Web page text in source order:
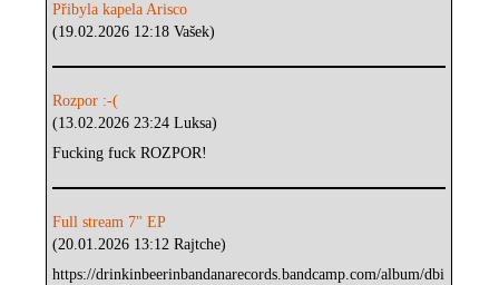
Přibyla kapela Arisco
(19.02.2026 12:18 Vašek)
Rozpor :-(
(13.02.2026 23:24 Luksa)
Fucking fuck ROZPOR!
Full stream 7" EP
(20.01.2026 13:12 Rajtche)
https://drinkinbeerinbandanarecords.bandcamp.com/album/dbi